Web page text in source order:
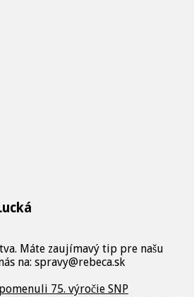
Máte zaujímavý tip pre našu
na: spravy@rebeca.sk
75. výročie SNP